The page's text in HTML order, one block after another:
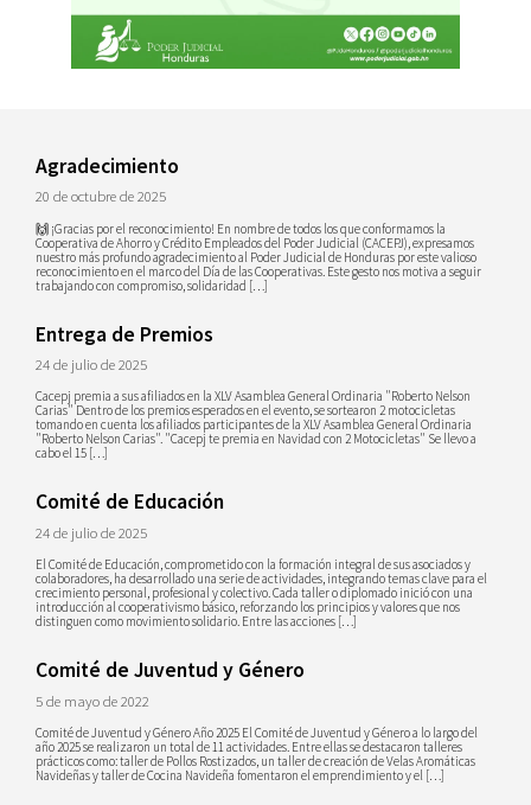
Agradecimiento
20 de octubre de 2025
🙌 ¡Gracias por el reconocimiento! En nombre de todos los que conformamos la
Cooperativa de Ahorro y Crédito Empleados del Poder Judicial (CACEPJ), expresamos
nuestro más profundo agradecimiento al Poder Judicial de Honduras por este valioso
reconocimiento en el marco del Día de las Cooperativas. Este gesto nos motiva a seguir
trabajando con compromiso, solidaridad […]
Entrega de Premios
24 de julio de 2025
Cacepj premia a sus afiliados en la XLV Asamblea General Ordinaria "Roberto Nelson
Carias" Dentro de los premios esperados en el evento, se sortearon 2 motocicletas
tomando en cuenta los afiliados participantes de la XLV Asamblea General Ordinaria
"Roberto Nelson Carias". "Cacepj te premia en Navidad con 2 Motocicletas" Se llevo a
cabo el 15 […]
Comité de Educación
24 de julio de 2025
El Comité de Educación, comprometido con la formación integral de sus asociados y
colaboradores, ha desarrollado una serie de actividades, integrando temas clave para el
crecimiento personal, profesional y colectivo. Cada taller o diplomado inició con una
introducción al cooperativismo básico, reforzando los principios y valores que nos
distinguen como movimiento solidario. Entre las acciones […]
Comité de Juventud y Género
5 de mayo de 2022
Comité de Juventud y Género Año 2025 El Comité de Juventud y Género a lo largo del
año 2025 se realizaron un total de 11 actividades. Entre ellas se destacaron talleres
prácticos como: taller de Pollos Rostizados, un taller de creación de Velas Aromáticas
Navideñas y taller de Cocina Navideña fomentaron el emprendimiento y el […]